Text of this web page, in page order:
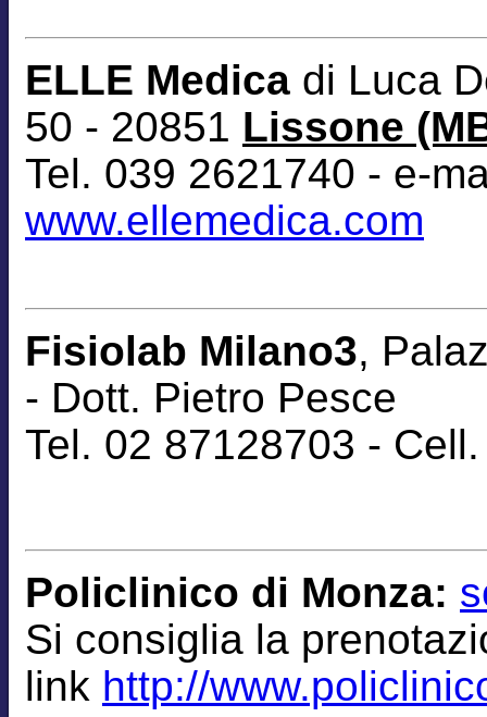
ELLE Medica di Luca
50 - 20851 Lissone
Tel. 039 2621740 - e-
www.ellemedica.com
Fisiolab Milano3,
- Dott. Pietro Pesce
Tel. 02 87128703 -
Policlinico di Monza:
Si consiglia la
link http://